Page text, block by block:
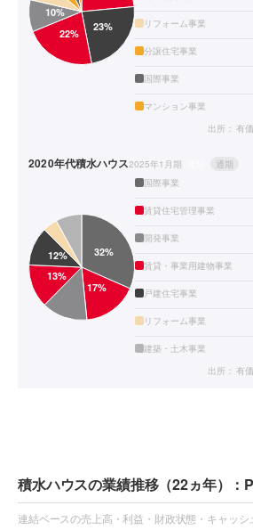
リフォーム事業
分譲住宅事業
国際事業
マンション事業
出所： 有
2020年代積水ハウス2025年1月期
通期
国際事業
賃貸住宅管理事業
開発事業
賃貸・事業用建物事業
戸建住宅事業
リフォーム事業
建築・土木事業
出所： 有
積水ハウスの業績推移（22ヵ年）：
連結ベースの売上高・利益・財政状態・キャッシ